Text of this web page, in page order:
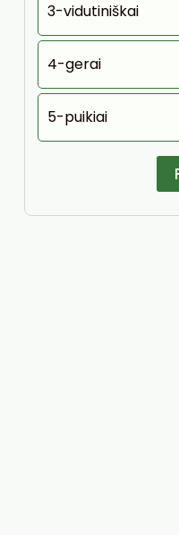
3-vidutiniškai
4-gerai
5-puikiai